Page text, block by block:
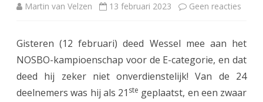
Martin van Velzen 13 februari 2023 Geen reacties
P
a
Gisteren (12 februari) deed Wessel mee aan het
NOSBO-kampioenschap voor de E-categorie, en dat
deed hij zeker niet onverdienstelijk! Van de 24
deelnemers was hij als 21 ste geplaatst, en een zwaar